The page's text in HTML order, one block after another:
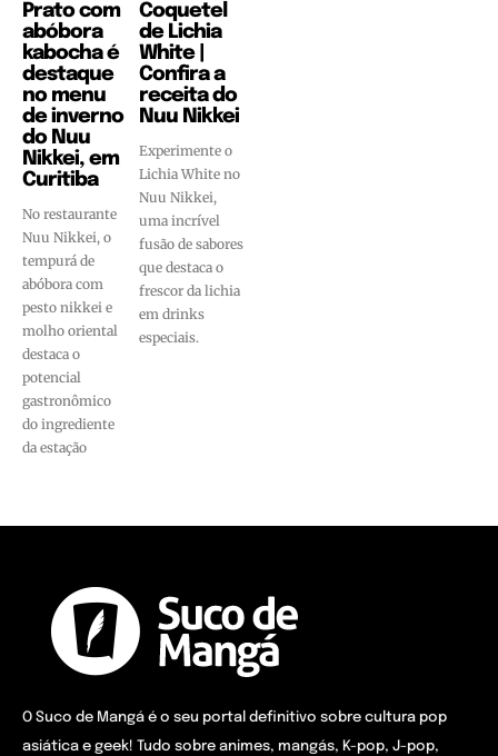
Prato com
abóbora
kabocha é
destaque
no menu
de inverno
do Nuu
Nikkei, em
Curitiba
No restaurante
Nuu Nikkei, o
tempurá de
abóbora com
pesto nikkei e
molho oriental
destaca o
potencial
gastronômico
do ingrediente
da estação
Coquetel
de Lichia
White |
Confira a
receita do
Nuu Nikkei
Experimente o
Lichia White no
Nuu Nikkei,
uma incrível
fusão de sabores
que destaca o
frescor da lichia
em drinks
especiais.
O Suco de Mangá é o seu portal definitivo sobre cultura pop
asiática e geek! Tudo sobre animes, mangás, K-pop, J-pop,